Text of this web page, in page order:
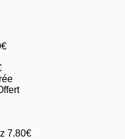
7.80€